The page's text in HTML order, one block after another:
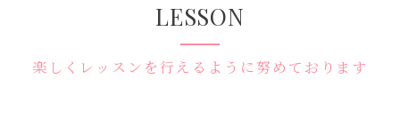
楽しくレッスンを行えるように努めております
LESSON